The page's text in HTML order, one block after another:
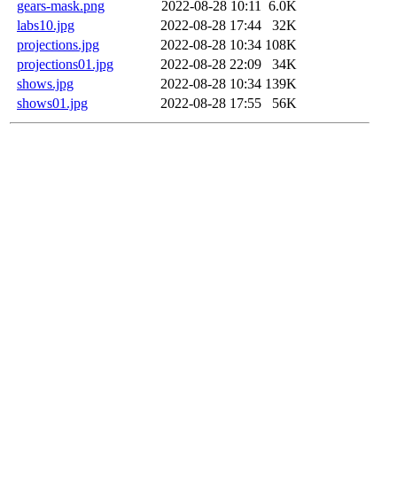
gears-mask.png
2022-08-28 10:11 6.0K
labs10.jpg
2022-08-28 17:44
32K
projections.jpg
2022-08-28 10:34 108K
projections01.jpg
2022-08-28 22:09
34K
shows.jpg
2022-08-28 10:34 139K
shows01.jpg
2022-08-28 17:55 56K